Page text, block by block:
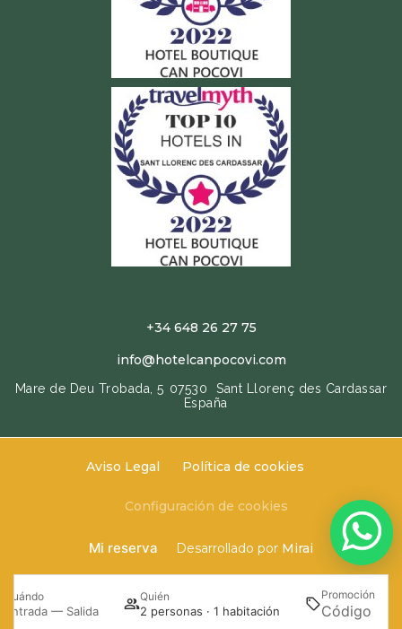
Cuándo
Entrada — Salida
Quién
2 personas · 1 habitación
Promoción
+34 648 26 27 75
info@hotelcanpocovi.com
Mare de Deu Trobada, 5 07530
Sant Llorenç des Cardassar
España
Aviso Legal Política de cookies
Configuración de cookies
Mi reserva Desarrollado por Mirai